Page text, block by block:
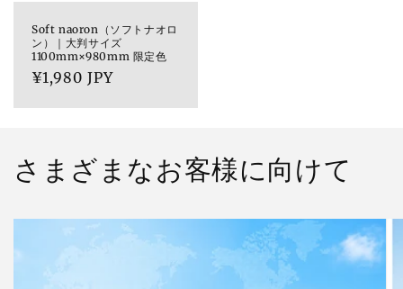
Soft naoron（ソフトナオロ
ン）｜大判サイズ
1100mm×980mm 限定色
通
¥1,980 JPY
さまざまなお客様に向けて